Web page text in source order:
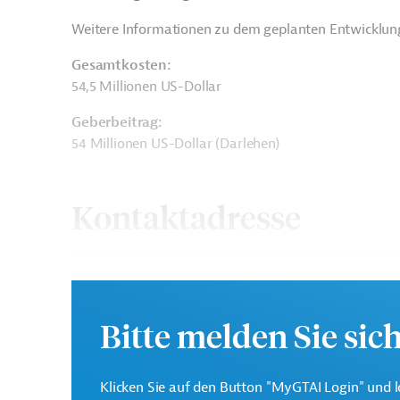
Weitere Informationen zu dem geplanten
Gesamtkosten:
54,5 Millionen US-Dollar
Geberbeitrag:
54 Millionen US-Dollar (Darlehen)
Entwicklungsbank (IDB)
in der Region
Bitte melden Sie
Klicken Sie auf den Button "MyGTAI Login" und